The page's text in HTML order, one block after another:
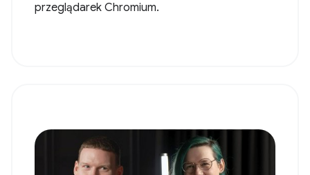
przeglądarek Chromium.